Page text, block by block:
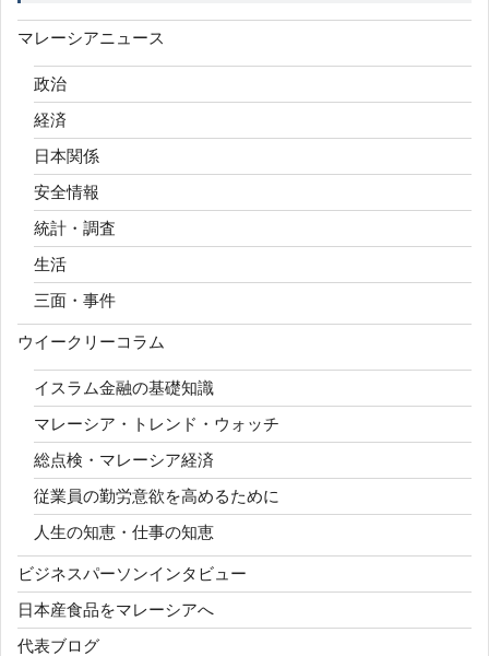
マレーシアニュース
政治
経済
日本関係
安全情報
統計・調査
生活
三面・事件
ウイークリーコラム
イスラム金融の基礎知識
マレーシア・トレンド・ウォッチ
総点検・マレーシア経済
従業員の勤労意欲を高めるために
人生の知恵・仕事の知恵
ビジネスパーソンインタビュー
日本産食品をマレーシアへ
代表ブログ